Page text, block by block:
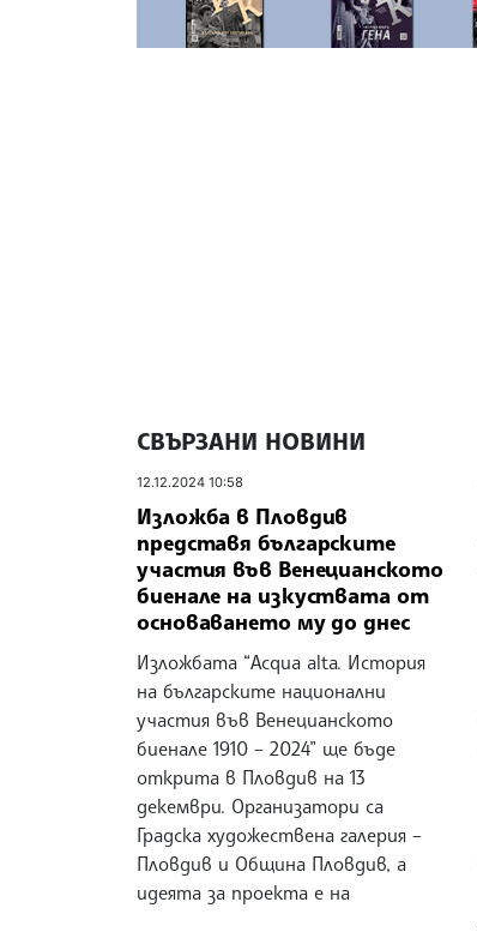
СВЪРЗАНИ НОВИНИ
12.12.2024 10:58
Изложба в Пловдив
представя българските
участия във Венецианското
биенале на изкуствата от
основаването му до днес
Изложбата “Acqua alta. История
на българските национални
участия във Венецианското
биенале 1910 – 2024” ще бъде
открита в Пловдив на 13
декември. Организатори са
Градска художествена галерия –
Пловдив и Община Пловдив, а
идеята за проекта е на